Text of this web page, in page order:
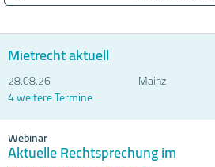
Mietrecht aktuell
28.08.26 Mainz
4 weitere Termine
Webinar
Aktuelle Rechtsprechung im